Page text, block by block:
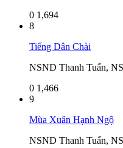
0 1,694
8
Tiếng Dân Chài
NSND Thanh Tuấn,
0 1,466
9
Mùa Xuân Hạnh Ngộ
NSND Thanh Tuấn,